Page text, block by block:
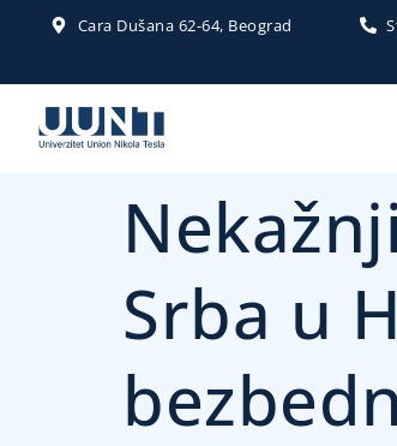
Cara Dušana 62-64, Beograd
Srba u